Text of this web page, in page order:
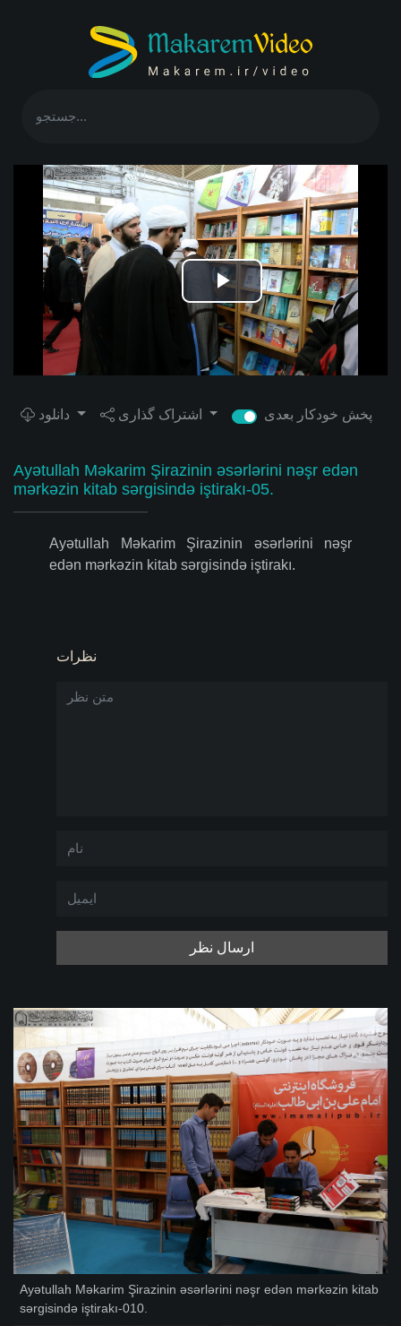
Play
Video
پخش خودکار بعدی
Ayətullah Məkarim Şirazinin əsərlərini nəşr edən
mərkəzin kitab sərgisində iştirakı-05.
Ayətullah Məkarim Şirazinin əsərlərini nəşr
edən mərkəzin kitab sərgisində iştirakı.
نظرات
ارسال نظر
Ayətullah Məkarim Şirazinin əsərlərini nəşr edən mərkəzin kitab
sərgisində iştirakı-010.